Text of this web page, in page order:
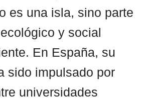
es una isla, sino parte
y social
En España, su
sido impulsado por
universidades